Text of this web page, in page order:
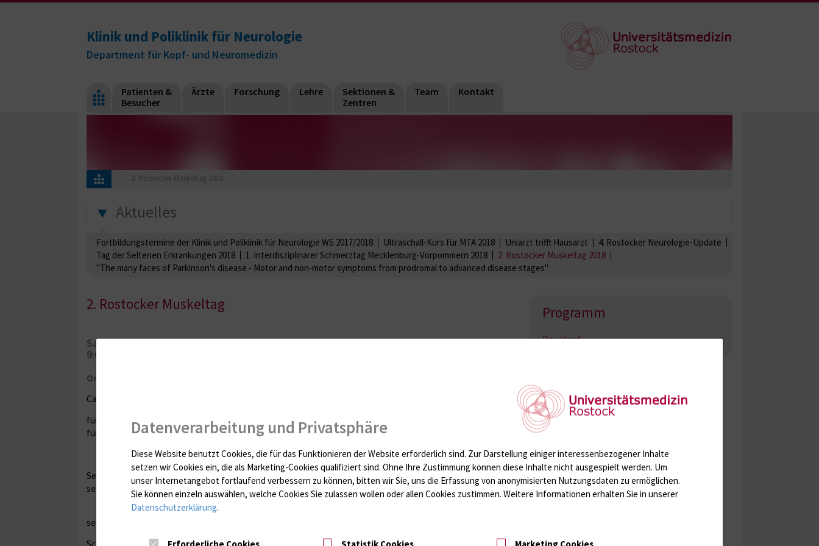
Klinik und Poliklinik für Neurologie
Department für Kopf- und Neuromedizin
Patienten &
Besucher
Ärzte Forschung Lehre
Sektionen &
Zentren
Team Kontakt
2. Rostocker Muskeltag 2018
Aktuelles
Fortbildungstermine der Klinik und Poliklinik für Neurologie WS 2017/2018 Ultraschall-Kurs für MTA 2018 Uniarzt trifft Hausarzt
4. Rostocker Neurologie-Update
Tag der Seltenen Erkrankungen 2018
1. Interdisziplinärer Schmerztag Mecklenburg-Vorpommern 2018
2. Rostocker Muskeltag 2018
"The many faces of Parkinson's disease - Motor and non-motor symptoms from prodromal to advanced disease stages"
2. Rostocker Muskeltag
Samstag, 14. April 2018
9:00 - 13:30 Uhr
Ort:
Campus Ulmenstrasse
für Patienten: im Seminarraum 124
für Ärzte: im Seminarraum 126
Sehr geehrte Betroffene und Angehörige,
sehr geehrte Kolleginnen und Kollegen,
sehr herzlich laden wir Sie zum 2. Rostocker Muskeltag ein.
Programm
Download
Datenverarbeitung und Privatsphäre
Diese Website benutzt Cookies, die für das Funktionieren der Website erforderlich sind. Zur Darstellung einiger interessenbezogener Inhalte
setzen wir Cookies ein, die als Marketing-Cookies qualifiziert sind. Ohne Ihre Zustimmung können diese Inhalte nicht ausgespielt werden. Um
unser Internetangebot fortlaufend verbessern zu können, bitten wir Sie, uns die Erfassung von anonymisierten Nutzungsdaten zu ermöglichen.
Sie können einzeln auswählen, welche Cookies Sie zulassen wollen oder allen Cookies zustimmen. Weitere Informationen erhalten Sie in unserer
Datenschutzerklärung.
Erforderliche Cookies Statistik Cookies Marketing Cookies